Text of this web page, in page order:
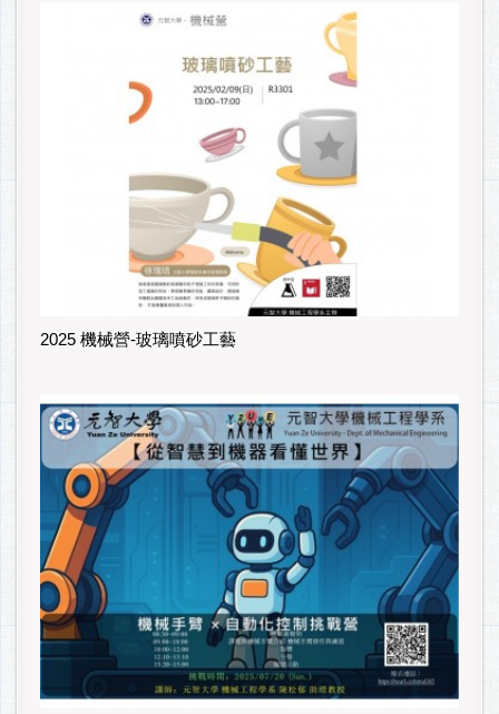
2025 機械營-玻璃噴砂工藝